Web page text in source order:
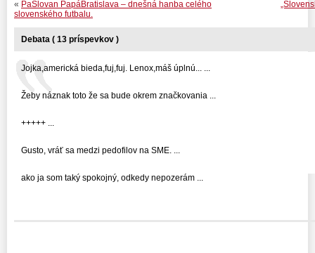
« PaSlovan PapáBratislava – dnešná hanba celého
slovenského futbalu.
Debata ( 13 príspevkov )
Jojka,americká bieda,fuj,fuj. Lenox,máš úplnú... ...
Žeby náznak toto že sa bude okrem značkovania ...
+++++ ...
Gusto, vráť sa medzi pedofilov na SME. ...
ako ja som taký spokojný, odkedy nepozerám ...